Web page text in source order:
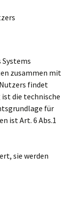
Systems
zusammen mit
findet
die technische
für
ist Art. 6 Abs.1
sie werden